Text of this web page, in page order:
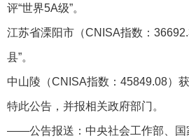
评“世界5A级”。
江苏省溧阳市（CNISA指数：
县”。
中山陵（CNISA指数：45849.08）获
特此公告，并报相关政府部门。
——公告报送：中央社会工作部、国